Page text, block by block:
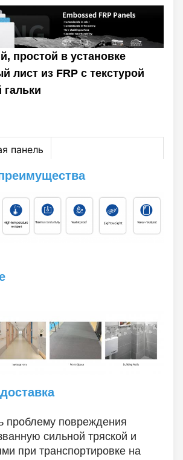
простой в установке
лист из FRP с текстурой
гальки
панель
лист,
из
и
в
проблему повреждения
сильной тряской и
при транспортировке на